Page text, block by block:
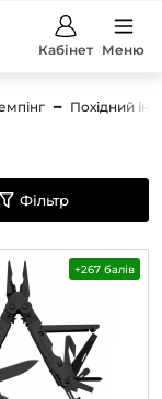
Кабінет Меню
Похідний
Фільтр
+267 балів